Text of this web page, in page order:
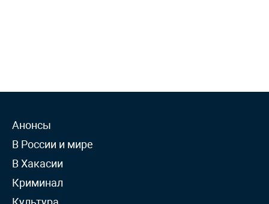
Анонсы
В России и мире
В Хакасии
Криминал